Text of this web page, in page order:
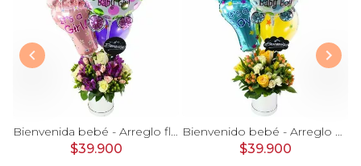
Bienvenida bebé - Arreglo floral con globos, rosas blanci, minirosas rosado, astromelias morado e hypericum
$39.900
Bienvenido bebé - Arreglo floral con globos, rosas amarillo, minirosas blanco, astromelias e hypericum
$39.900